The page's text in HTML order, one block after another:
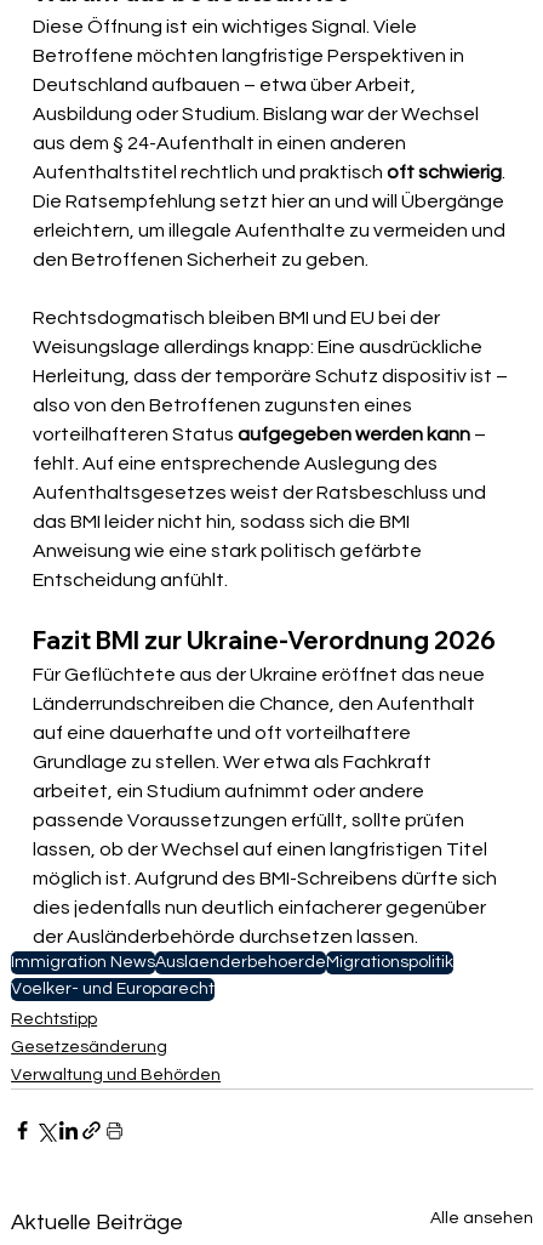
Diese Öffnung ist ein wichtiges Signal. Viele
Betroffene möchten langfristige Perspektiven in
Deutschland aufbauen – etwa über Arbeit,
Ausbildung oder Studium. Bislang war der Wechsel
aus dem § 24-Aufenthalt in einen anderen
Aufenthaltstitel rechtlich und praktisch oft schwierig.
Die Ratsempfehlung setzt hier an und will Übergänge
erleichtern, um illegale Aufenthalte zu vermeiden und
den Betroffenen Sicherheit zu geben.
Rechtsdogmatisch bleiben BMI und EU bei der
Weisungslage allerdings knapp: Eine ausdrückliche
Herleitung, dass der temporäre Schutz dispositiv ist –
also von den Betroffenen zugunsten eines
vorteilhafteren Status aufgegeben werden kann –
fehlt. Auf eine entsprechende Auslegung des
Aufenthaltsgesetzes weist der Ratsbeschluss und
das BMI leider nicht hin, sodass sich die BMI
Anweisung wie eine stark politisch gefärbte
Entscheidung anfühlt.
Fazit BMI zur Ukraine-Verordnung 2026
Für Geflüchtete aus der Ukraine eröffnet das neue
Länderrundschreiben die Chance, den Aufenthalt
auf eine dauerhafte und oft vorteilhaftere
Grundlage zu stellen. Wer etwa als Fachkraft
arbeitet, ein Studium aufnimmt oder andere
passende Voraussetzungen erfüllt, sollte prüfen
lassen, ob der Wechsel auf einen langfristigen Titel
möglich ist. Aufgrund des BMI-Schreibens dürfte sich
dies jedenfalls nun deutlich einfacherer gegenüber
der Ausländerbehörde durchsetzen lassen.
Immigration NewsAuslaenderbehoerde Migrationspolitik
Voelker- und Europarecht
Rechtstipp
Gesetzesänderung
Verwaltung und Behörden
Aktuelle Beiträge Alle ansehen